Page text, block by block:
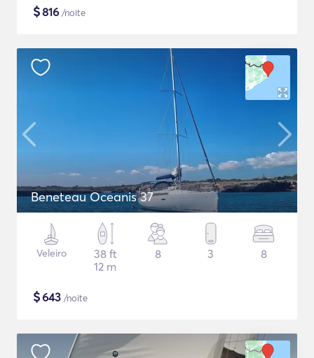
$816 /noite
Beneteau Oceanis 37
Veleiro
38 ft
12 m
8 3 8
$643 /noite